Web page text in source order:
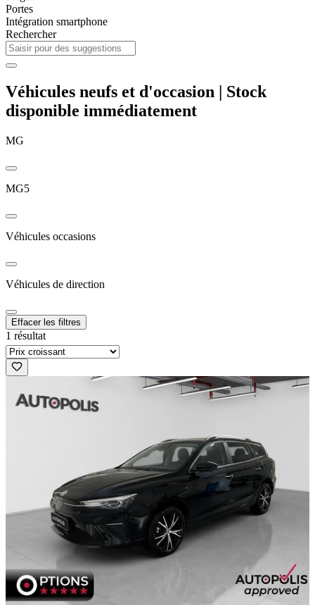
Portes
Intégration smartphone
Rechercher
Véhicules neufs et d'occasion | Stock
disponible immédiatement
MG
MG5
Véhicules occasions
Véhicules de direction
Effacer les filtres
1 résultat